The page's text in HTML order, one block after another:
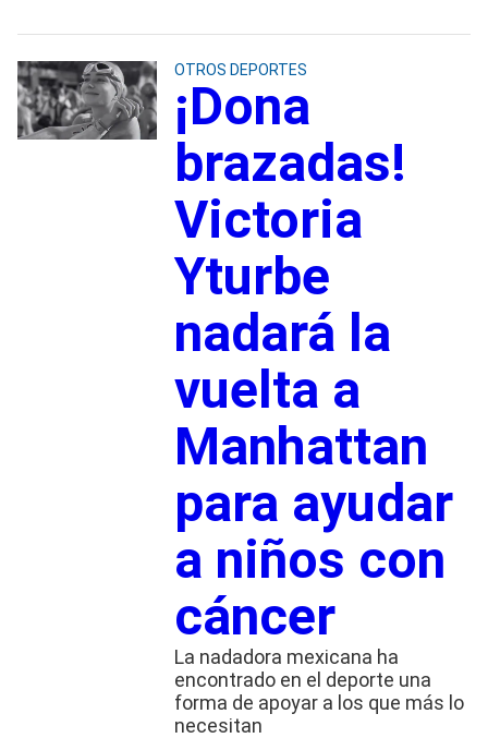
OTROS DEPORTES
¡Dona
brazadas!
Victoria
Yturbe
nadará la
vuelta a
Manhattan
para ayudar
a niños con
cáncer
La nadadora mexicana ha
encontrado en el deporte una
forma de apoyar a los que más lo
necesitan